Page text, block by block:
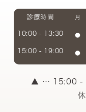
診療時間 月
10:00 - 13:30 ●
15:00 - 19:00 ●
▲ … 15:00 -